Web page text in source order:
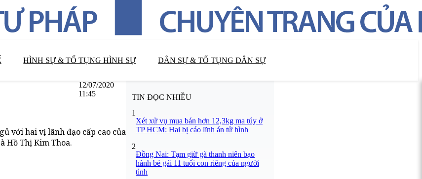
HÌNH SỰ & TỐ TỤNG HÌNH SỰ DÂN SỰ & TỐ TỤNG DÂN SỰ
12/07/2020
11:45
với hai vị lãnh đạo cấp cao của
Hồ Thị Kim Thoa.
TIN ĐỌC NHIỀU
1
Xét xử vụ mua bán hơn 12,3kg ma túy ở
TP HCM: Hai bị cáo lĩnh án tử hình
2
Đồng Nai: Tạm giữ gã thanh niên bạo
hành bé gái 11 tuổi con riêng của người
tình